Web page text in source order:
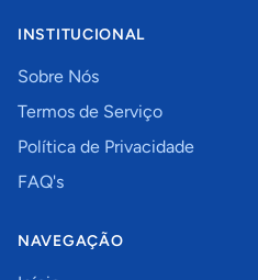
INSTITUCIONAL
Sobre Nós
Termos de Serviço
Política de Privacidade
FAQ's
NAVEGAÇÃO